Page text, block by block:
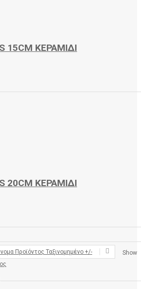
15CM ΚΕΡΑΜΙΔΙ
20CM ΚΕΡΑΜΙΔΙ
Προϊόντος Ταξινομημένο +/-
Show